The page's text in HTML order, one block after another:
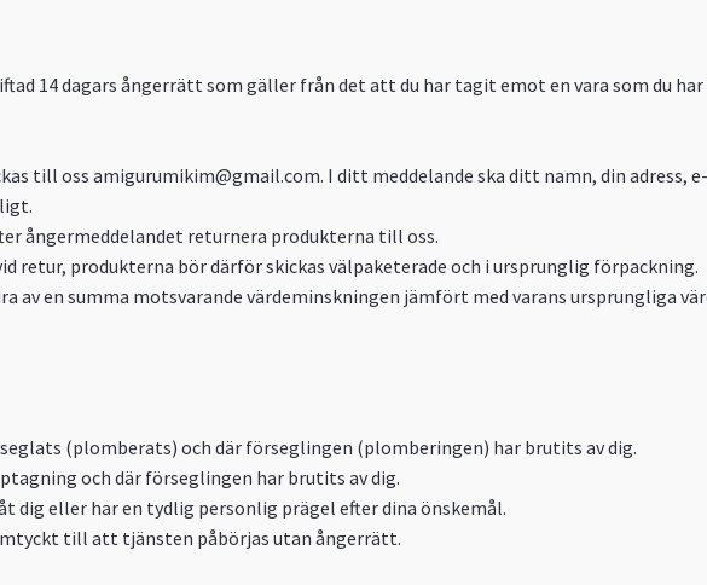
14 dagars ångerrätt som gäller från det att du har tagit emot en vara som du
till oss amigurumikim@gmail.com. I ditt meddelande ska ditt namn, din adress,
ångermeddelandet returnera produkterna till oss.
retur, produkterna bör därför skickas välpaketerade och i ursprunglig förpackning.
en summa motsvarande värdeminskningen jämfört med varans ursprungliga
(plomberats) och där förseglingen (plomberingen) har brutits av dig.
och där förseglingen har brutits av dig.
dig eller har en tydlig personlig prägel efter dina önskemål.
till att tjänsten påbörjas utan ångerrätt.